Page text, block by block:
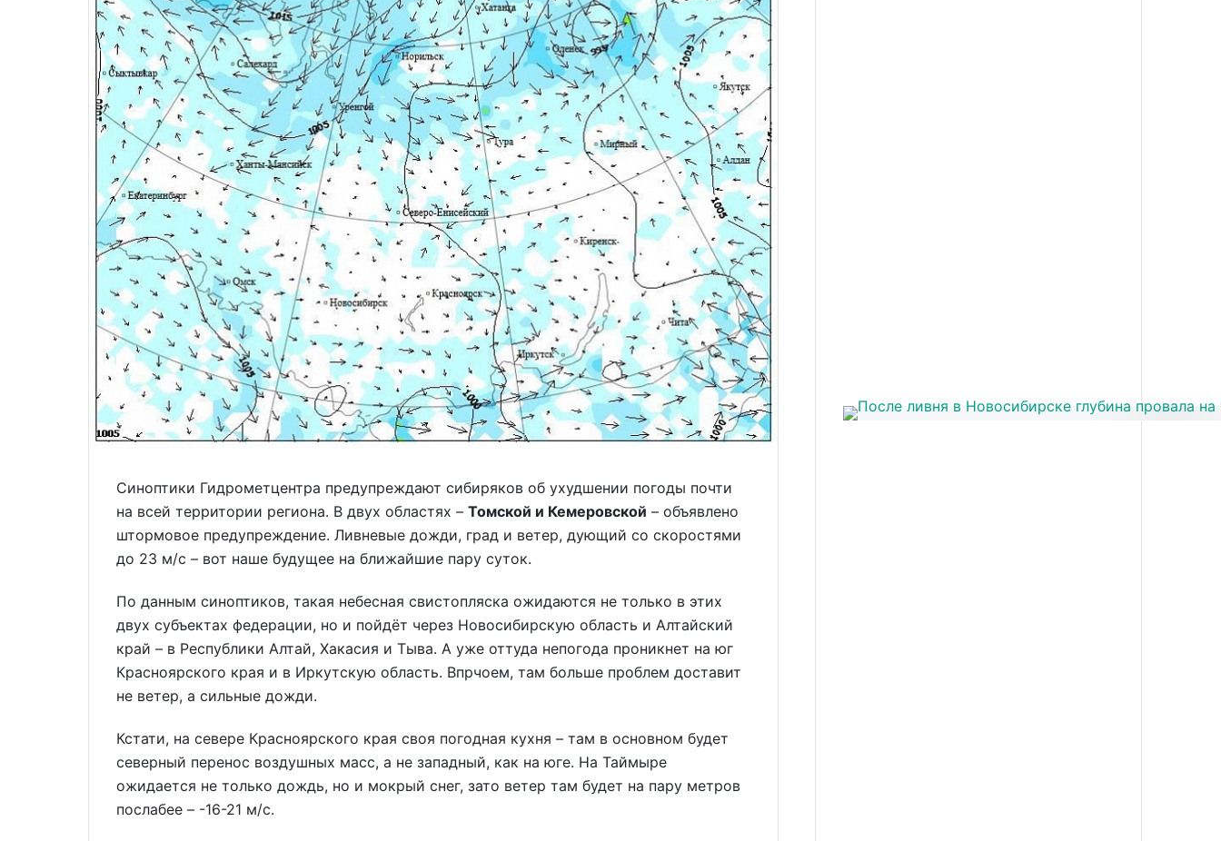
Синоптики Гидрометцентра предупреждают сибиряков об ухудшении погоды почти
на всей территории региона. В двух областях – Томской и Кемеровской – объявлено
штормовое предупреждение. Ливневые дожди, град и ветер, дующий со скоростями
до 23 м/с – вот наше будущее на ближайшие пару суток.
По данным синоптиков, такая небесная свистопляска ожидаются не только в этих
двух субъектах федерации, но и пойдёт через Новосибирскую область и Алтайский
край – в Республики Алтай, Хакасия и Тыва. А уже оттуда непогода проникнет на юг
Красноярского края и в Иркутскую область. Впрчоем, там больше проблем доставит
не ветер, а сильные дожди.
Кстати, на севере Красноярского края своя погодная кухня – там в основном будет
северный перенос воздушных масс, а не западный, как на юге. На Таймыре
ожидается не только дождь, но и мокрый снег, зато ветер там будет на пару метров
послабее – -16-21 м/с.